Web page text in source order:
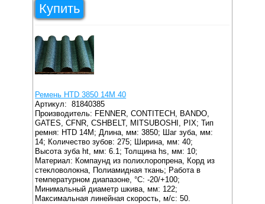
Купить
Ремень HTD 3850 14M 40
Артикул:81840385
Производитель: FENNER, CONTITECH, BANDO,
GATES, CFNR, CSHBELT, MITSUBOSHI, PIX; Тип
ремня: HTD 14M; Длина, мм: 3850; Шаг зуба, мм:
14; Количество зубов: 275; Ширина, мм: 40;
Высота зуба ht, мм: 6.1; Толщина hs, мм: 10;
Материал: Компаунд из полихлоропрена, Корд из
стекловолокна, Полиамидная ткань; Работа в
температурном диапазоне, °C: -20/+100;
Минимальный диаметр шкива, мм: 122;
Максимальная линейная скорость, м/с: 50.